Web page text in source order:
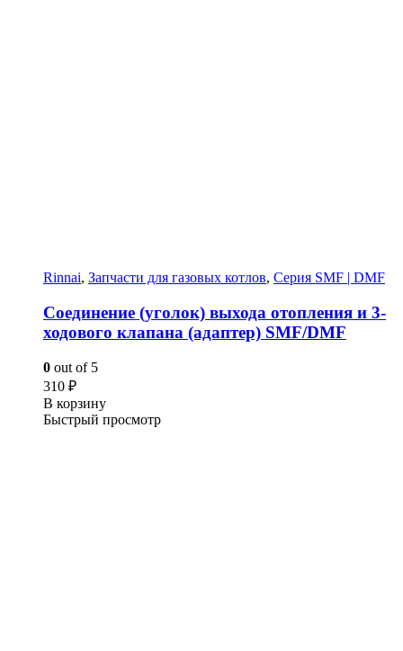
Rinnai, Запчасти для газовых котлов, Серия SMF | DMF
Соединение (уголок) выхода отопления и 3-
ходового клапана (адаптер) SMF/DMF
0 out of 5
310 ₽
В корзину
Быстрый просмотр